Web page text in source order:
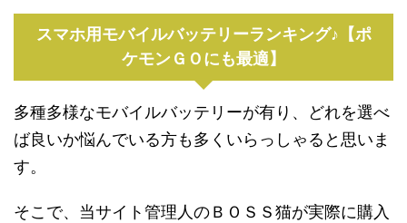
スマホ用モバイルバッテリーランキング♪【ポ
ケモンＧＯにも最適】
多種多様なモバイルバッテリーが有り、どれを選べ
ば良いか悩んでいる方も多くいらっしゃると思いま
す。
そこで、当サイト管理人のＢＯＳＳ猫が実際に購入